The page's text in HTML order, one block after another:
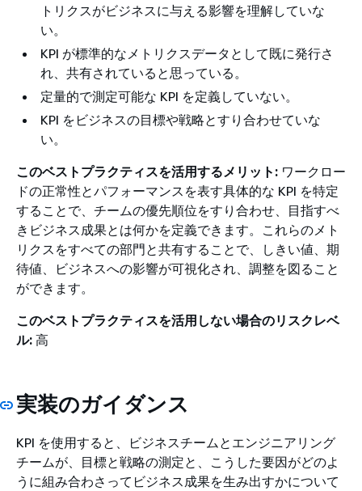
トリクスがビジネスに与える影響を理解していな
い。
KPI が標準的なメトリクスデータとして既に発行さ
れ、共有されていると思っている。
定量的で測定可能な KPI を定義していない。
KPI をビジネスの目標や戦略とすり合わせていな
い。
このベストプラクティスを活用するメリット: ワークロー
ドの正常性とパフォーマンスを表す具体的な KPI を特定
することで、チームの優先順位をすり合わせ、目指すべ
きビジネス成果とは何かを定義できます。これらのメト
リクスをすべての部門と共有することで、しきい値、期
待値、ビジネスへの影響が可視化され、調整を図ること
ができます。
このベストプラクティスを活用しない場合のリスクレベ
ル: 高
実装のガイダンス
KPI を使用すると、ビジネスチームとエンジニアリング
チームが、目標と戦略の測定と、こうした要因がどのよ
うに組み合わさってビジネス成果を生み出すかについて